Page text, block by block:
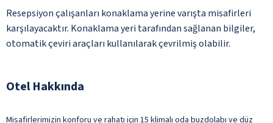
Resepsiyon çalışanları konaklama yerine varışta misafirleri
karşılayacaktır. Konaklama yeri tarafından sağlanan bilgiler,
otomatik çeviri araçları kullanılarak çevrilmiş olabilir.
Otel Hakkında
Misafirlerimizin konforu ve rahatı için 15 klimalı oda buzdolabı ve düz